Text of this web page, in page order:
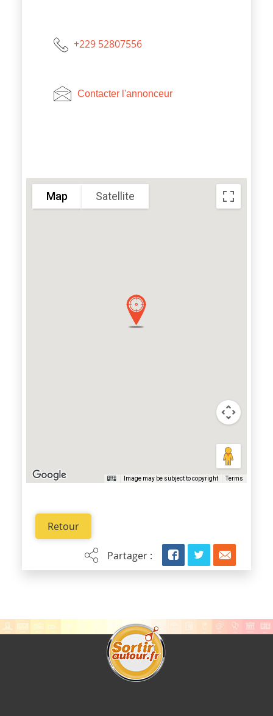
+229 52807556
Contacter l'annonceur
Map Satellite
Image may be subject to copyright Terms
Retour
Partager :